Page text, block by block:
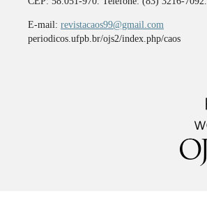
E-mail: revistacaos99@gmail.com
periodicos.ufpb.br/ojs2/index.php/caos